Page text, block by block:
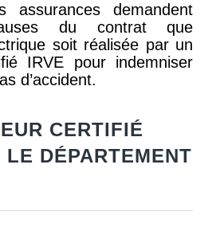
assurances demandent
du contrat que
soit réalisée par un
IRVE pour indemniser
d’accident.
CERTIFIÉ
LE DÉPARTEMENT